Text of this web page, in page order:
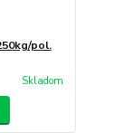
pol.
Skladom